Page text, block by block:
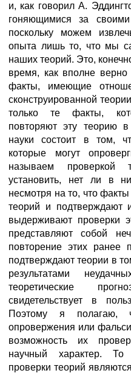
и, как говорил А.
гоняющимися за
поскольку можем
опыта лишь то, что мы
наших теорий. Это,
время, как вполне
факты, имеющие
сконструированной
только те факты,
повторяют эту теорию
науки состоит в том,
которые могут
называем
установить, нет ли в
несмотря на то, что
теорий и подтверждают
выдерживают проверки
представляют собой
повторение этих ранее
подтверждают теории в
результатами
теоретические
свидетельствует в
Поэтому я полагаю,
опровержения или
возможность их
научный характер. То
проверки теорий